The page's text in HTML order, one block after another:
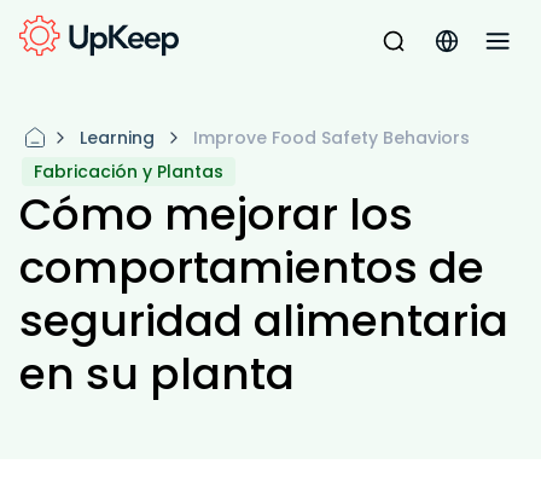
Learning
Improve Food Safety Behaviors
Fabricación y Plantas
Cómo mejorar los
comportamientos de
seguridad alimentaria
en su planta